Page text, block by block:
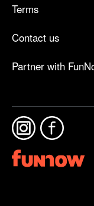
Terms
Contact us
Partner with